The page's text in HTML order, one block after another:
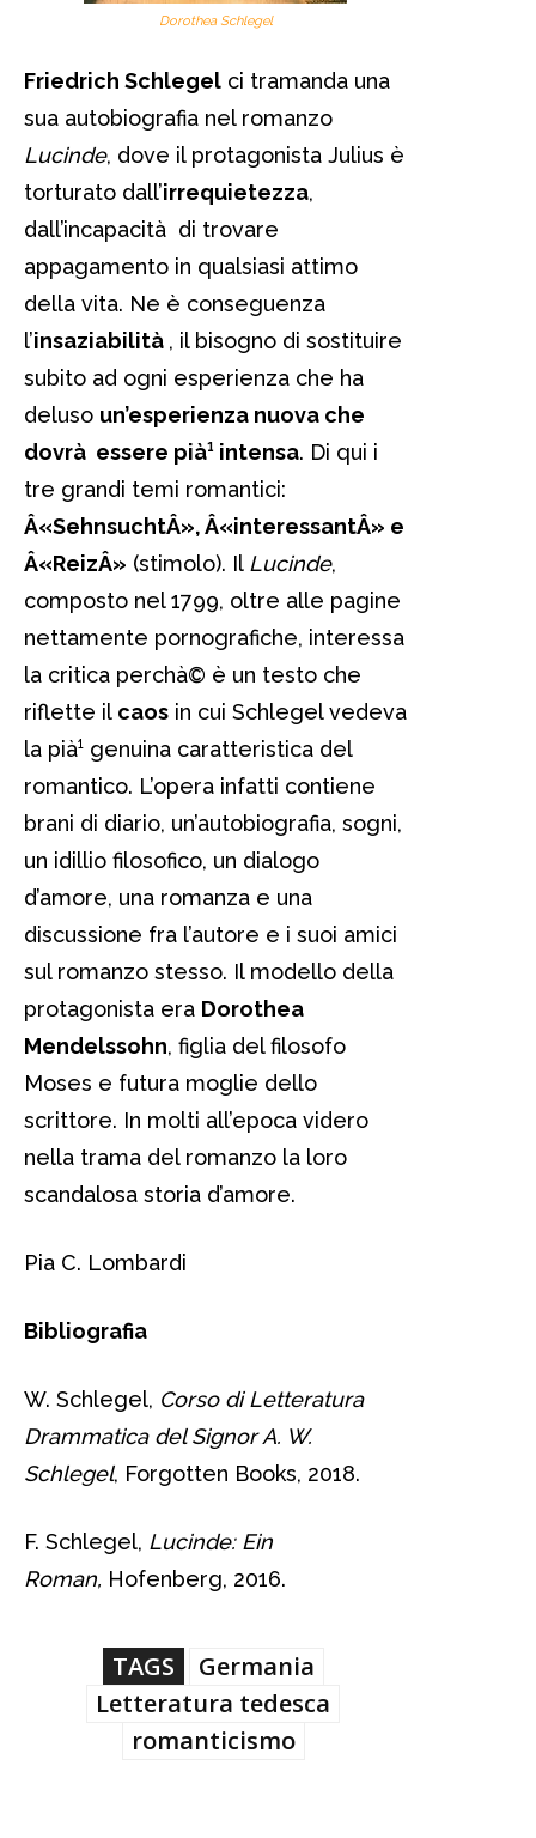
Dorothea Schlegel
Friedrich Schlegel ci tramanda una
sua autobiografia nel romanzo
Lucinde, dove il protagonista Julius è
torturato dall’irrequietezza,
dall’incapacità di trovare
appagamento in qualsiasi attimo
della vita. Ne è conseguenza
l’insaziabilità , il bisogno di sostituire
subito ad ogni esperienza che ha
deluso un’esperienza nuova che
dovrà essere pià¹ intensa. Di qui i
tre grandi temi romantici:
Â«SehnsuchtÂ», Â«interessantÂ» e
Â«ReizÂ» (stimolo). Il Lucinde,
composto nel 1799, oltre alle pagine
nettamente pornografiche, interessa
la critica perchà© è un testo che
riflette il caos in cui Schlegel vedeva
la pià¹ genuina caratteristica del
romantico. L’opera infatti contiene
brani di diario, un’autobiografia, sogni,
un idillio filosofico, un dialogo
d’amore, una romanza e una
discussione fra l’autore e i suoi amici
sul romanzo stesso. Il modello della
protagonista era Dorothea
Mendelssohn, figlia del filosofo
Moses e futura moglie dello
scrittore. In molti all’epoca videro
nella trama del romanzo la loro
scandalosa storia d’amore.
Pia C. Lombardi
Bibliografia
W. Schlegel, Corso di Letteratura
Drammatica del Signor A. W.
Schlegel, Forgotten Books, 2018.
F. Schlegel, Lucinde: Ein
Roman, Hofenberg, 2016.
TAGS
Germania
Letteratura tedesca
romanticismo